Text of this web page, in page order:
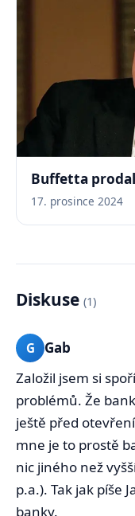
Buffetta
17. prosince 2024
Diskuse (1)
G Gab
Založil jsem si
problémů. Že
ještě před
mne je to prostě
nic jiného než
p.a.). Tak jak píše
banky.